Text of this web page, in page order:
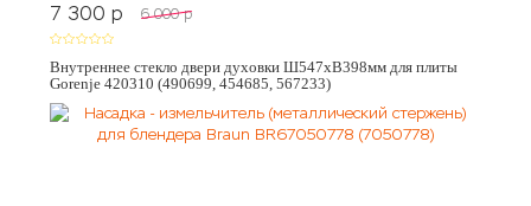
7 300 p 6 000 p
Внутреннее стекло двери духовки Ш547хВ398мм для плиты
Gorenje 420310 (490699, 454685, 567233)